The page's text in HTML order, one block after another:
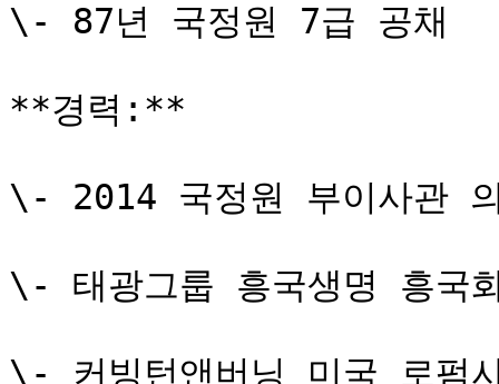
\- 87년 국정원 7급 공채
**경력:**
\- 2014 국정원 부이사관
\- 태광그룹 흥국생명 흥국
\- 커빙턴앤버닝 미국 로펌